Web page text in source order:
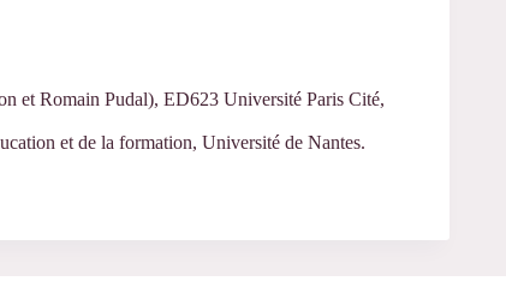
et Romain Pudal), ED623 Université Paris Cité,
et de la formation, Université de Nantes.